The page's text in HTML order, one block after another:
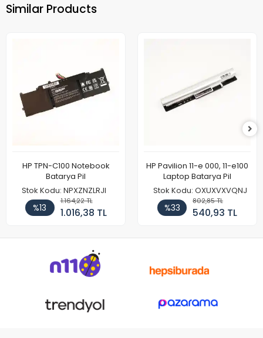
Similar Products
HP TPN-C100 Notebook
Batarya Pil
Stok Kodu: NPXZNZLRJI
%13
1.164,22 TL
1.016,38 TL
HP Pavilion 11-e 000, 11-e100
Laptop Batarya Pil
Stok Kodu: OXUXVXVQNJ
%33
802,85 TL
540,93 TL